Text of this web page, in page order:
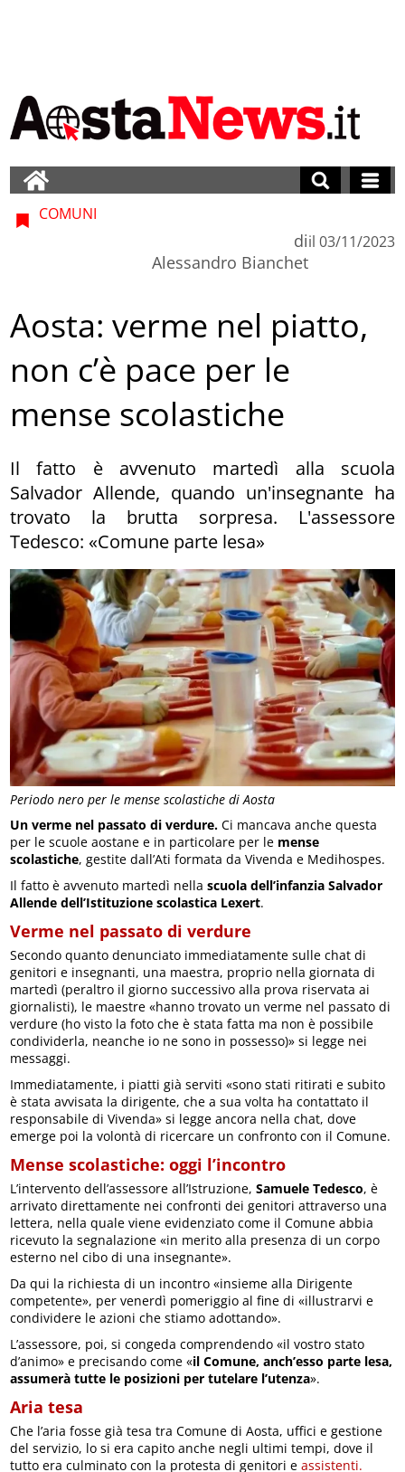
Periodo nero per le mense scolastiche di Aosta
COMUNI
di
Alessandro Bianchet
il 03/11/2023
Aosta: verme nel piatto,
non c’è pace per le
mense scolastiche
Il fatto è avvenuto martedì alla scuola
Salvador Allende, quando un'insegnante ha
trovato la brutta sorpresa. L'assessore
Tedesco: «Comune parte lesa»
Un verme nel passato di verdure. Ci mancava anche questa
per le scuole aostane e in particolare per le mense
scolastiche, gestite dall’Ati formata da Vivenda e Medihospes.
Il fatto è avvenuto martedì nellascuola dell’infanzia Salvador
Allende dell’Istituzione scolastica Lexert.
Verme nel passato di verdure
Secondo quanto denunciato immediatamente sulle chat di
genitori e insegnanti, una maestra, proprio nella giornata di
martedì (peraltro il giorno successivo alla prova riservata ai
giornalisti), le maestre «hanno trovato un verme nel passato di
verdure (ho visto la foto che è stata fatta ma non è possibile
condividerla, neanche io ne sono in possesso)» si legge nei
messaggi.
Immediatamente, i piatti già serviti «sono stati ritirati e subito
è stata avvisata la dirigente, che a sua volta ha contattato il
responsabile di Vivenda» si legge ancora nella chat, dove
emerge poi la volontà di ricercare un confronto con il Comune.
Mense scolastiche: oggi l’incontro
L’intervento dell’assessore all’Istruzione,Samuele Tedesco, è
arrivato direttamente nei confronti dei genitori attraverso una
lettera, nella quale viene evidenziato come il Comune abbia
ricevuto la segnalazione «in merito alla presenza di un corpo
esterno nel cibo di una insegnante».
Da qui la richiesta di un incontro «insieme alla Dirigente
competente», per venerdì pomeriggio al fine di «illustrarvi e
condividere le azioni che stiamo adottando».
L’assessore, poi, si congeda comprendendo «il vostro stato
d’animo» e precisando come «il Comune, anch’esso parte lesa,
assumerà tutte le posizioni per tutelare l’utenza».
Aria tesa
Che l’aria fosse già tesa tra Comune di Aosta, uffici e gestione
del servizio, lo si era capito anche negli ultimi tempi, dove il
tutto era culminato con la protesta di genitori eassistenti.